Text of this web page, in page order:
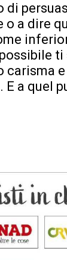
o a dire
carisma
E a quel